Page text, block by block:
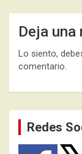
Deja
Lo siento,
comentario.
Redes